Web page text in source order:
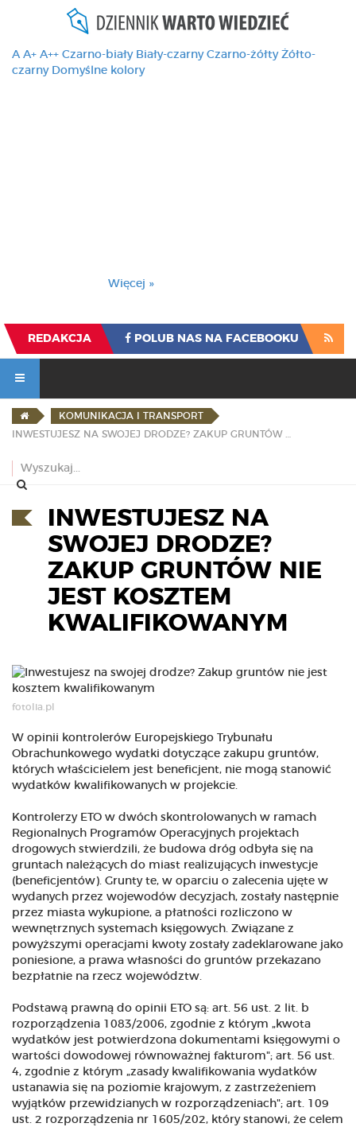
A A+ A++ Czarno-biały Biały-czarny Czarno-żółty Żółto-
czarny Domyślne kolory
Więcej »
REDAKCJA POLUB NAS NA FACEBOOKU
KOMUNIKACJA I TRANSPORT
INWESTUJESZ NA
SWOJEJ DRODZE?
ZAKUP GRUNTÓW NIE
JEST KOSZTEM
KWALIFIKOWANYM
fotolia.pl
W opinii kontrolerów Europejskiego Trybunału
Obrachunkowego wydatki dotyczące zakupu gruntów,
których właścicielem jest beneficjent, nie mogą stanowić
wydatków kwalifikowanych w projekcie.
Kontrolerzy ETO w dwóch skontrolowanych w ramach
Regionalnych Programów Operacyjnych projektach
drogowych stwierdzili, że budowa dróg odbyła się na
gruntach należących do miast realizujących inwestycje
(beneficjentów). Grunty te, w oparciu o zalecenia ujęte w
wydanych przez wojewodów decyzjach, zostały następnie
przez miasta wykupione, a płatności rozliczono w
wewnętrznych systemach księgowych. Związane z
powyższymi operacjami kwoty zostały zadeklarowane jako
poniesione, a prawa własności do gruntów przekazano
bezpłatnie na rzecz województw.
Podstawą prawną do opinii ETO są: art. 56 ust. 2 lit. b
rozporządzenia 1083/2006, zgodnie z którym „kwota
wydatków jest potwierdzona dokumentami księgowymi o
wartości dowodowej równoważnej fakturom"; art. 56 ust.
4, zgodnie z którym „zasady kwalifikowania wydatków
ustanawia się na poziomie krajowym, z zastrzeżeniem
wyjątków przewidzianych w rozporządzeniach"; art. 109
ust. 2 rozporządzenia nr 1605/202, który stanowi, że celem